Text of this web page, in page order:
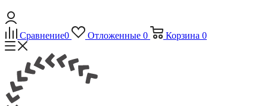
Сравнение0 Отложенные 0 Корзина 0